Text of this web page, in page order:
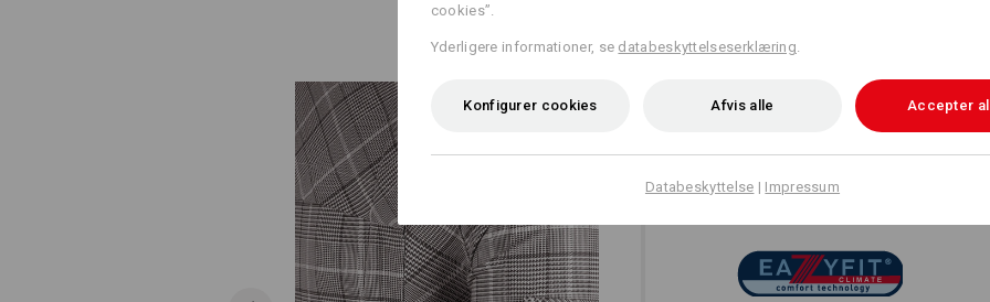
EN ANVENDELSE – TO
Dobbelt op i velbehag for ryg og
følger ikke kun alle bevægelser
nødvendige friskhed. De følsomme
cookies”.
Yderligere informationer, se databeskyttelseserklæring
Konfigurer cookies Afvis alle Accepter
Databeskyttelse | Impressum